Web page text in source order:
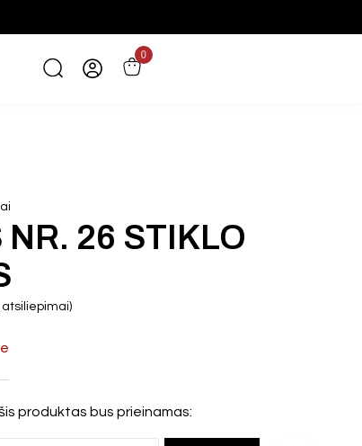
0
NR. 26 STIKLO
atsiliepimai)
produktas bus prieinamas: